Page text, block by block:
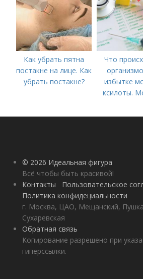
постакне
Как убрать пятна
постакне на лице. Как
убрать постакне?
Что
избытке
ксилоты.
норма и
© 2026 Идеальная фигура
Всё чтобы быть красивой!
Контакты
Пользовательское
Политика конфидециальности
г. Москва, ЦАО, Мещанский,
Сухаревская
Обратная связь
Копирование разрешено при
гиперссылки.